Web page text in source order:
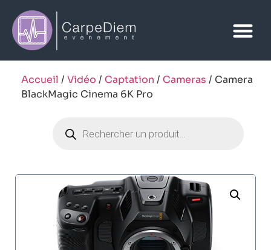
Accueil / Vidéo / Captation / Cameras / Camera
BlackMagic Cinema 6K Pro